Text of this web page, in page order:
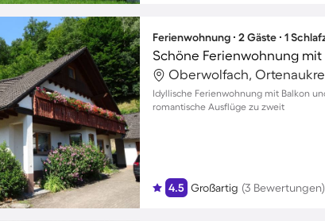
Ferienwohnung ∙ 2 Gäste ∙ 1
Oberwolfach,
Idyllische Ferienwohnung mit Balkon
romantische Ausflüge zu zweit
4.5 Großartig (3 Bewertungen)